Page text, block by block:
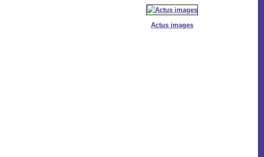
Actus images